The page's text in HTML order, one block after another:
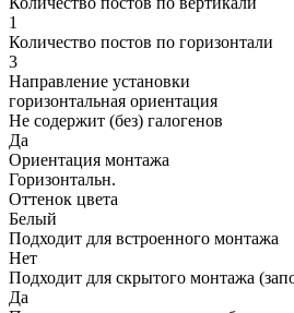
1
Количество постов по горизонтали
3
Направление установки
горизонтальная ориентация
Не содержит (без) галогенов
Да
Ориентация монтажа
Горизонтальн.
Оттенок цвета
Белый
Подходит для встроенного монтажа
Нет
Подходит для скрытого монтажа
Да